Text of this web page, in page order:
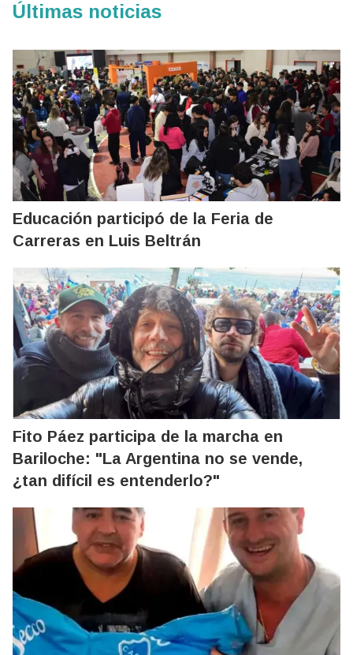
Últimas noticias
Educación participó de la Feria de
Carreras en Luis Beltrán
Fito Páez participa de la marcha en
Bariloche: "La Argentina no se vende,
¿tan difícil es entenderlo?"